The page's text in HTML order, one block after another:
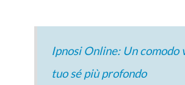
Ipnosi Online: Un comodo
tuo sé più profondo